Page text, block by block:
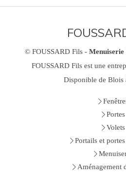
© FOUSSARD Fils -
FOUSSARD Fils est une
Disponible de Blois
Portes
Volets
Portails et
Aménagement